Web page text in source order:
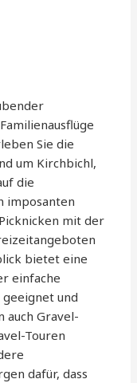
Sie die
um Kirchbichl,
die
imposanten
mit der
bietet eine
einfache
und
auch Gravel-
Touren
dafür, dass